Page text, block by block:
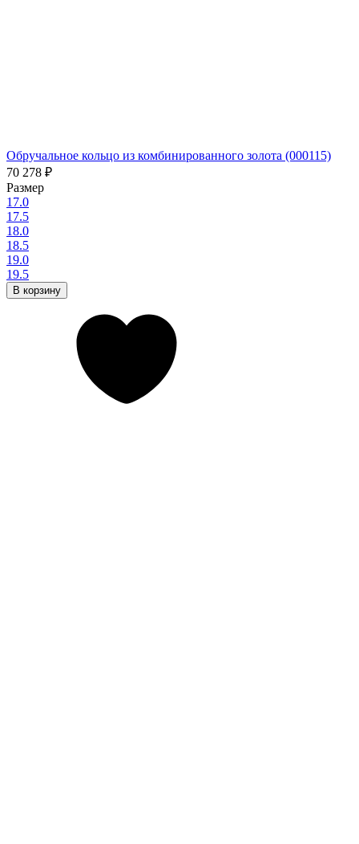
Обручальное кольцо из комбинированного золота (000115)
70 278 ₽
Размер
17.0
17.5
18.0
18.5
19.0
19.5
В корзину